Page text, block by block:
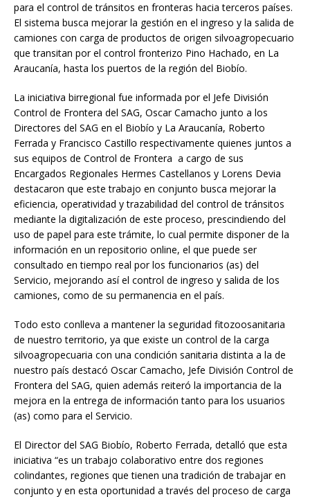
para el control de tránsitos en fronteras hacia terceros países.
El sistema busca mejorar la gestión en el ingreso y la salida de
camiones con carga de productos de origen silvoagropecuario
que transitan por el control fronterizo Pino Hachado, en La
Araucanía, hasta los puertos de la región del Biobío.
La iniciativa birregional fue informada por el Jefe División
Control de Frontera del SAG, Oscar Camacho junto a los
Directores del SAG en el Biobío y La Araucanía, Roberto
Ferrada y Francisco Castillo respectivamente quienes juntos a
sus equipos de Control de Frontera a cargo de sus
Encargados Regionales Hermes Castellanos y Lorens Devia
destacaron que este trabajo en conjunto busca mejorar la
eficiencia, operatividad y trazabilidad del control de tránsitos
mediante la digitalización de este proceso, prescindiendo del
uso de papel para este trámite, lo cual permite disponer de la
información en un repositorio online, el que puede ser
consultado en tiempo real por los funcionarios (as) del
Servicio, mejorando así el control de ingreso y salida de los
camiones, como de su permanencia en el país.
Todo esto conlleva a mantener la seguridad fitozoosanitaria
de nuestro territorio, ya que existe un control de la carga
silvoagropecuaria con una condición sanitaria distinta a la de
nuestro país destacó Oscar Camacho, Jefe División Control de
Frontera del SAG, quien además reiteró la importancia de la
mejora en la entrega de información tanto para los usuarios
(as) como para el Servicio.
El Director del SAG Biobío, Roberto Ferrada, detalló que esta
iniciativa “es un trabajo colaborativo entre dos regiones
colindantes, regiones que tienen una tradición de trabajar en
conjunto y en esta oportunidad a través del proceso de carga